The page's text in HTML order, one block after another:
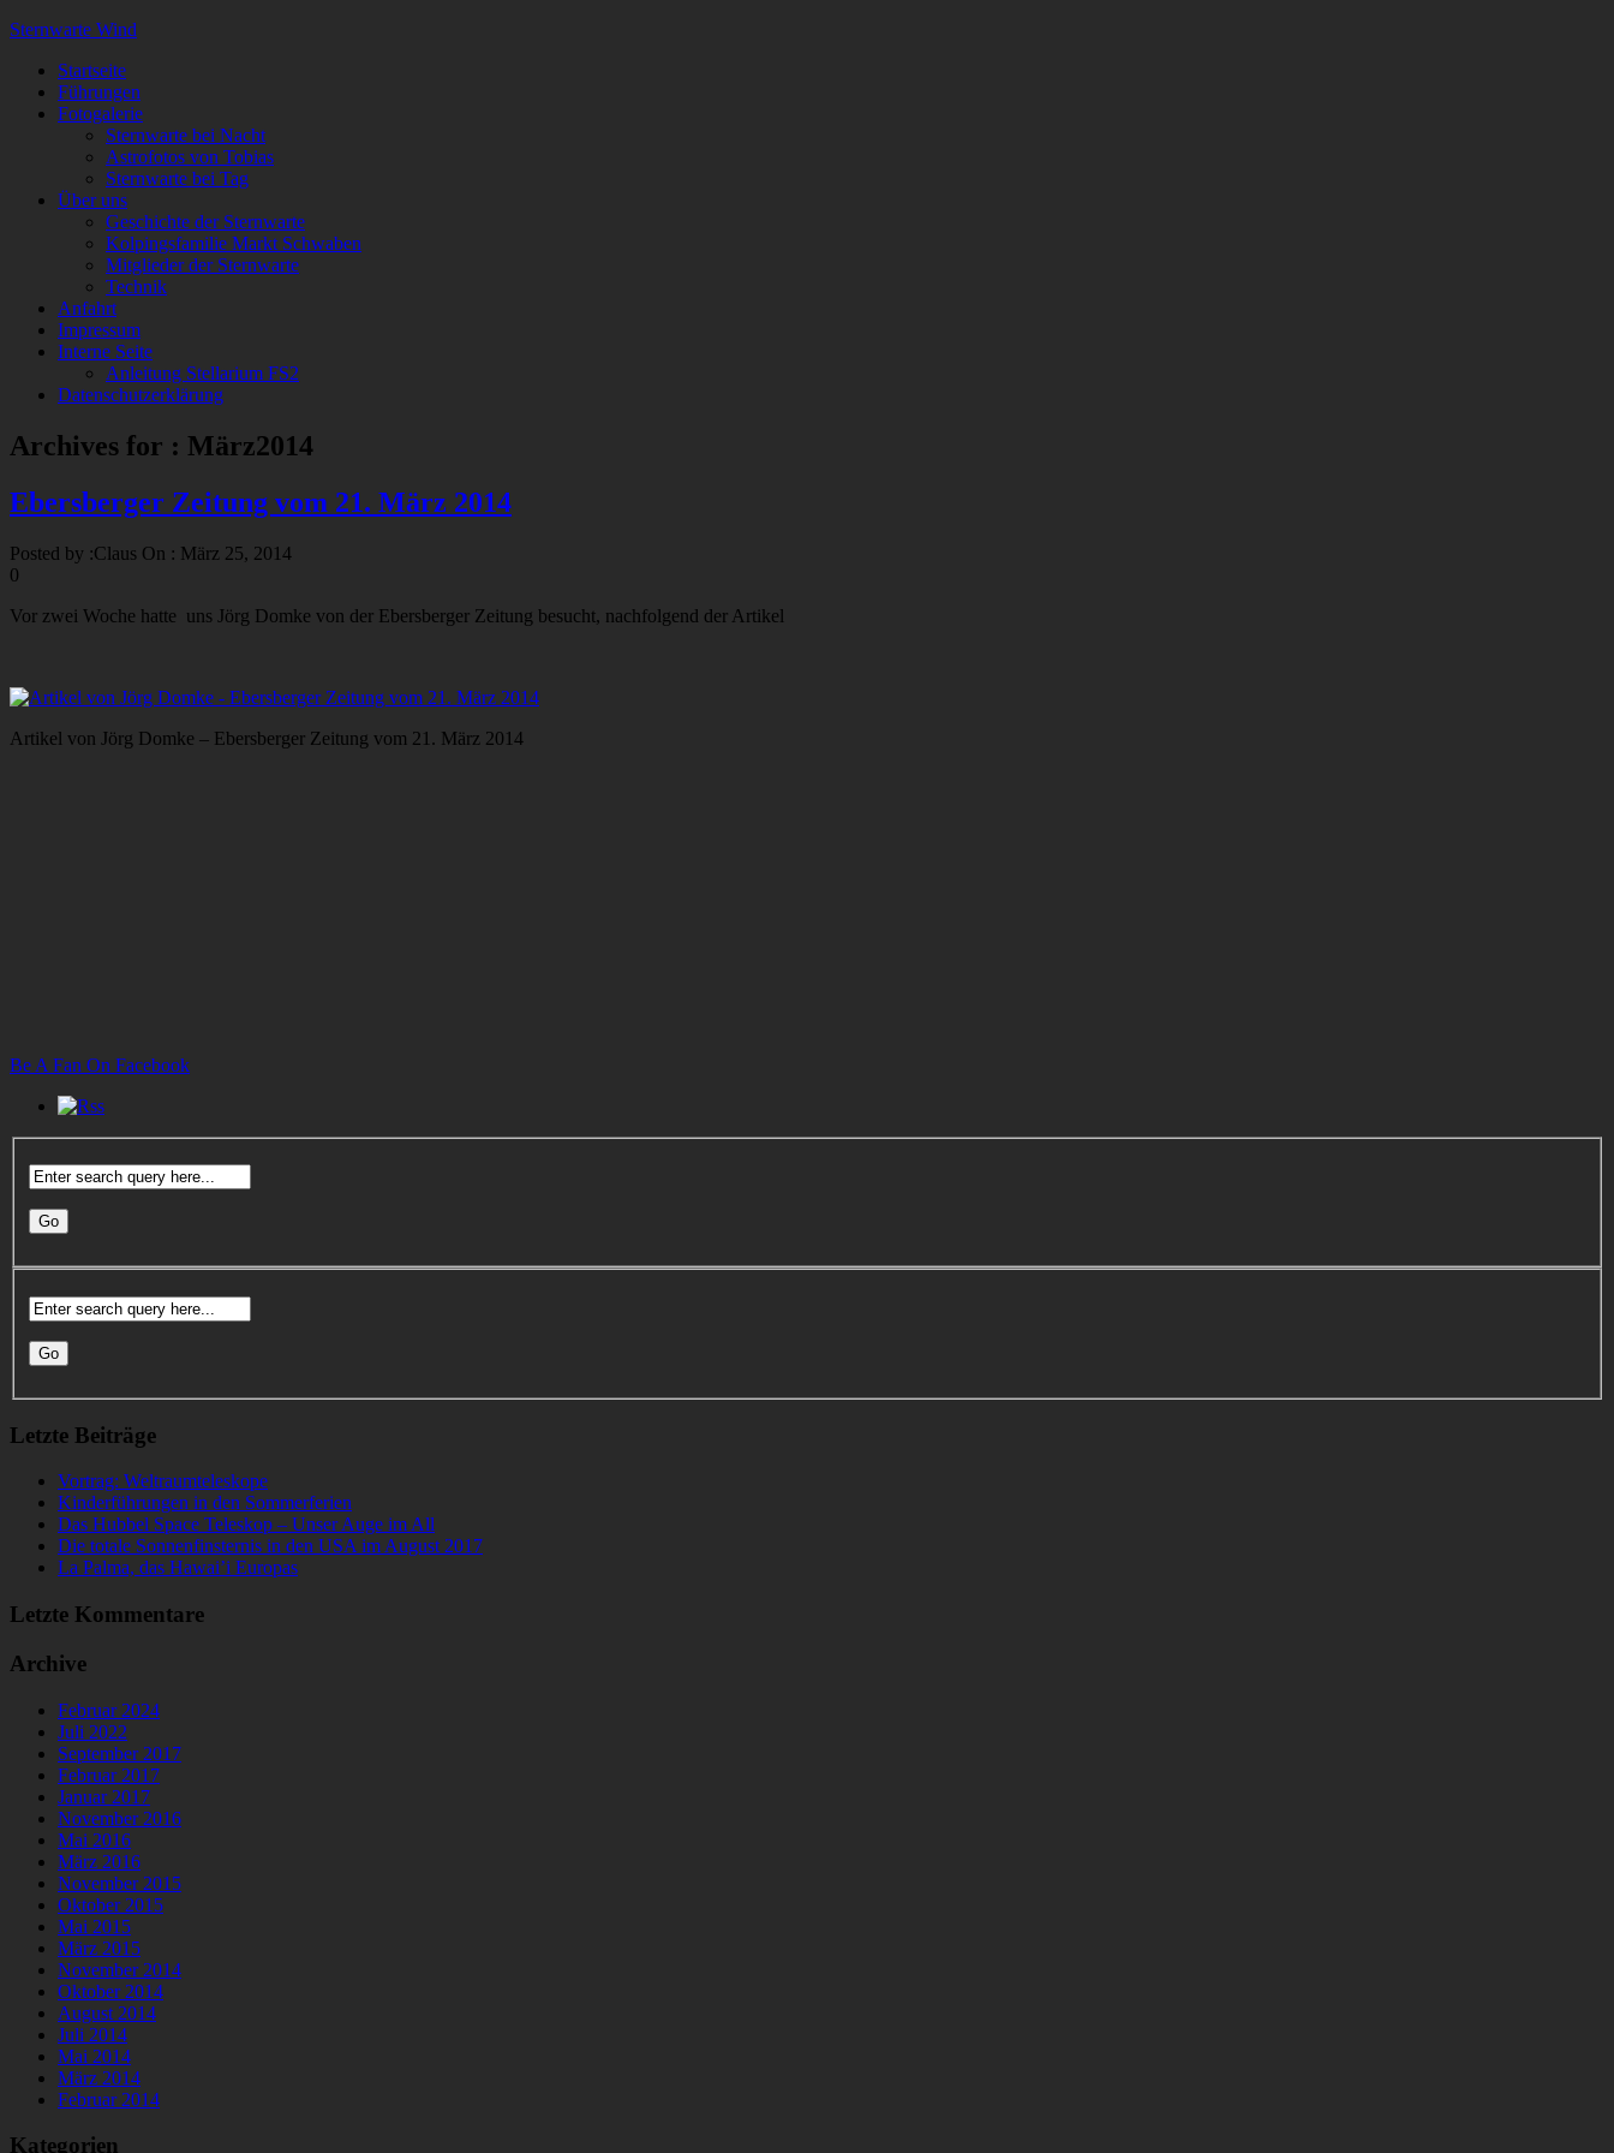
Sternwarte Wind
Startseite
Führungen
Fotogalerie
Sternwarte bei Nacht
Astrofotos von Tobias
Sternwarte bei Tag
Über uns
Geschichte der Sternwarte
Kolpingsfamilie Markt Schwaben
Mitglieder der Sternwarte
Technik
Anfahrt
Impressum
Interne Seite
Anleitung Stellarium FS2
Datenschutzerklärung
Archives for : März2014
Ebersberger Zeitung vom 21. März 2014
Posted by :Claus On : März 25, 2014
0
Vor zwei Woche hatte uns Jörg Domke von der Ebersberger Zeitung besucht, nachfolgend der Artikel
Artikel von Jörg Domke – Ebersberger Zeitung vom 21. März 2014
Be A Fan On Facebook
Letzte Beiträge
Vortrag: Weltraumteleskope
Kinderführungen in den Sommerferien
Das Hubbel Space Teleskop – Unser Auge im All
Die totale Sonnenfinsternis in den USA im August 2017
La Palma, das Hawai’i Europas
Letzte Kommentare
Archive
Februar 2024
Juli 2022
September 2017
Februar 2017
Januar 2017
November 2016
Mai 2016
März 2016
November 2015
Oktober 2015
Mai 2015
März 2015
November 2014
Oktober 2014
August 2014
Juli 2014
Mai 2014
März 2014
Februar 2014
Kategorien